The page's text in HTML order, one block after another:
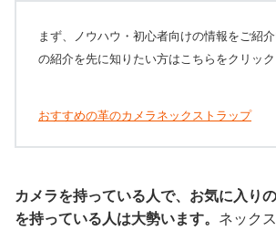
まず、ノウハウ・初心者向けの情報をご紹
の紹介を先に知りたい方はこちらをクリック
おすすめの革のカメラネックストラップ
カメラを持っている人で、お気に入り
を持っている人は大勢います。 ネック